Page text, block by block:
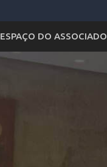
ESPAÇO DO ASSOCIADO